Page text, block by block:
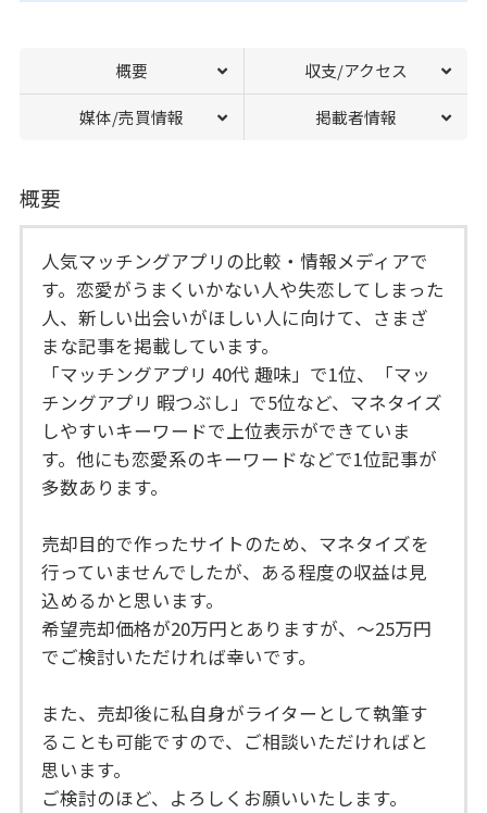
概要 収支/アクセス
媒体/売買情報 掲載者情報
概要
人気マッチングアプリの比較・情報メディアで
す。恋愛がうまくいかない人や失恋してしまった
人、新しい出会いがほしい人に向けて、さまざ
まな記事を掲載しています。
「マッチングアプリ 40代 趣味」で1位、「マッ
チングアプリ 暇つぶし」で5位など、マネタイズ
しやすいキーワードで上位表示ができていま
す。他にも恋愛系のキーワードなどで1位記事が
多数あります。
売却目的で作ったサイトのため、マネタイズを
行っていませんでしたが、ある程度の収益は見
込めるかと思います。
希望売却価格が20万円とありますが、～25万円
でご検討いただければ幸いです。
また、売却後に私自身がライターとして執筆す
ることも可能ですので、ご相談いただければと
思います。
ご検討のほど、よろしくお願いいたします。